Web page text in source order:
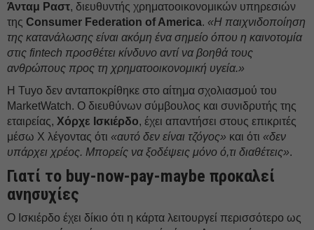
Άνταμ Ραστ, διευθυντής χρηματοοικονομικών υπηρεσιών
της Consumer Federation of America. «Η παιχνιδοποίηση
της κατανάλωσης είναι ακόμη ένα σημείο όπου η καινοτομία
στις fintech προσθέτει κίνδυνο αντί να βοηθά τους
ανθρώπους προς τη χρηματοοικονομική υγεία.»
Η Tuyo δεν ανταποκρίθηκε στο αίτημα σχολιασμού του
MarketWatch. Ο διευθύνων σύμβουλος και συνιδρυτής της
εταιρείας, Χόρχε Ισκιέρδο, έχει απαντήσει στους επικριτές
μέσω X λέγοντας ότι «αυτό δεν είναι τζόγος» και ότι «δεν
υπάρχει χρέος. Μπορείς να ξοδέψεις μόνο ό,τι διαθέτεις».
Γιατί το buy-now-pay-maybe προκαλεί
ανησυχίες
Ο Ισκιέρδο έχει δίκιο ότι η κάρτα λειτουργεί περισσότερο ως